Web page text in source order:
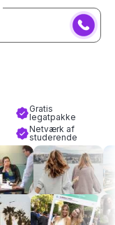
Gratis
legatpakke
Netværk af
studerende